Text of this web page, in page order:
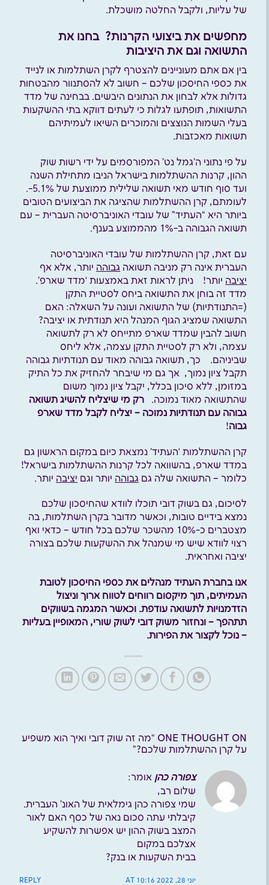
של עליות, ולקבל החלטה מושכלת.
מחפשים את ביצועי הקרנות? בחנו את
התשואה וגם את היציבות
בין אם אתם מעוניינים להצטרף לקרן השתלמות או לנייד
את כספי החיסכון שלכם – חשוב לא להסתנוור מהבטחות
גדולות אלא לבחון את הנתונים היבשים. בבחינה של מדד
התשואות, תופתעו לגלות כי לעתים דווקא בתי ההשקעות
בעלי השמות הנוצצים והמוכרים השיאו לעמיתיהם
תשואות מאכזבות.
על פי נתוני ה’גמל נט’ המפורסמים על ידי רשות שוק
ההון, קרנות ההשתלמות בישראל הניבו מתחילת השנה
ועד סוף חודש מאי תשואה שלילית ממוצעת של 5.1%-.
לעומתם, קרן ההשתלמות שהציגה את הביצועים הטובים
ביותר היא “העתיד” של עובדי האוניברסיטה העברית – עם
תשואה הגבוהה ב-1% מהממוצע בענף.
עם זאת, קרן ההשתלמות של עובדי האוניברסיטה
העברית אינה רק מניבה תשואה גבוהה יותר, אלא אף
יציבה יותר! ניתן לראות זאת באמצעות ‘מדד שארפ’.
מדד זה בוחן את התשואה ביחס לסטיית התקן
(=התנודתיות) של התשואה ועונה על השאלה: האם
התשואה שמציג הגוף המנהל היא תנודתית או יציבה?
חשוב להבין שמדד שארפ מתייחס לא רק לתשואה
עצמה, ולא רק לסטיית התקן עצמה, אלא ליחס
שביניהם. כך, תשואה גבוהה מאוד עם תנודתיות גבוהה
תקבל ציון נמוך, אך גם מי שיבחר להחזיק את כל התיק
במזומן, ללא סיכון בכלל, יקבל ציון נמוך משום
שהתשואה מאוד נמוכה. רק מי שיצליח להשיג תשואה
גבוהה עם תנודתיות נמוכה – יצליח לקבל מדד שארפ
גבוה!
קרן ההשתלמות ‘העתיד’ נמצאת כיום במקום הראשון גם
במדד שארפ, בהשוואה לכל קרנות ההשתלמות בישראל!
כלומר – התשואה שלה גם גבוהה יותר וגם יציבה יותר.
לסיכום, גם בשוק דובי תוכלו לוודא שהחיסכון שלכם
נמצא בידיים טובות, וכאשר מדובר בקרן השתלמות, בה
מצטברים כ-10% מהשכר שלכם בכל חודש – כדאי ואף
רצוי לוודא שיש מי שמנהל את ההשקעות שלכם בצורה
יציבה ואחראית.
אנו בחברת העתיד מנהלים את כספי החיסכון לטובת
העמיתים, תוך מיקסום רווחים לטווח ארוך וניצול
הזדמנויות לתשואה עודפת. וכאשר המגמה בשווקים
תתהפך – ונחזור משוק דובי לשוק שורי, המאופיין בעליות
– נוכל לקצור את הפירות.
ONE THOUGHT ON “
מה זה שוק דובי ואיך הוא משפיע
על קרן ההשתלמות שלכם?”
צפורה כהן אומר:
שלום רב,
שמי צפורה כהן גימלאית של האונ’ העברית.
קיבלתי עתה סכום נאה של כסף האם לאור
המצב בשוק ההון יש אפשרות להשקיע
אצלכם במקום
בבית השקעות או בנק?
יוני 28, 2022 AT 10:16 REPLY